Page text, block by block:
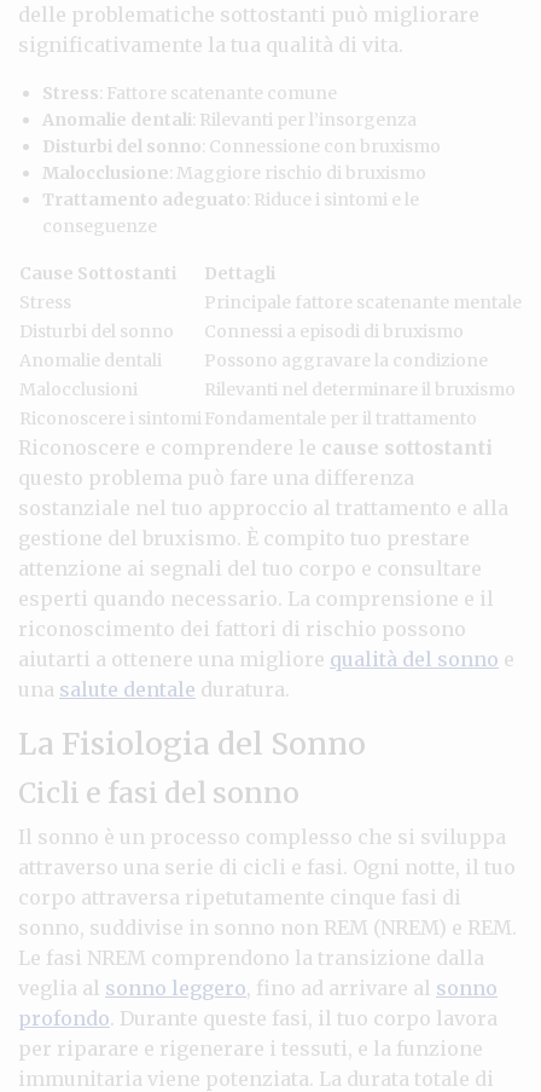
delle problematiche sottostanti può migliorare
significativamente la tua qualità di vita.
Stress: Fattore scatenante comune
Anomalie dentali: Rilevanti per l’insorgenza
Disturbi del sonno: Connessione con bruxismo
Malocclusione: Maggiore rischio di bruxismo
Trattamento adeguato: Riduce i sintomi e le
conseguenze
Cause Sottostanti
Dettagli
Stress
Principale fattore scatenante mentale
Disturbi del sonno
Connessi a episodi di bruxismo
Anomalie dentali
Possono aggravare la condizione
Malocclusioni
Rilevanti nel determinare il bruxismo
Riconoscere i sintomiFondamentale per il trattamento
Riconoscere e comprendere le cause sottostanti
questo problema può fare una differenza
sostanziale nel tuo approccio al trattamento e alla
gestione del bruxismo. È compito tuo prestare
attenzione ai segnali del tuo corpo e consultare
esperti quando necessario. La comprensione e il
riconoscimento dei fattori di rischio possono
aiutarti a ottenere una migliore qualità del sonno e
una salute dentale duratura.
La Fisiologia del Sonno
Cicli e fasi del sonno
Il sonno è un processo complesso che si sviluppa
attraverso una serie di cicli e fasi. Ogni notte, il tuo
corpo attraversa ripetutamente cinque fasi di
sonno, suddivise in sonno non REM (NREM) e REM.
Le fasi NREM comprendono la transizione dalla
veglia al sonno leggero, fino ad arrivare al sonno
profondo. Durante queste fasi, il tuo corpo lavora
per riparare e rigenerare i tessuti, e la funzione
immunitaria viene potenziata. La durata totale di